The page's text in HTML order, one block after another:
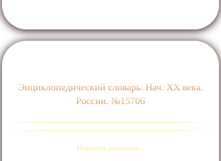
Энциклопедический словарь. Нач. ХХ века.
России. №15706
Показать описание...